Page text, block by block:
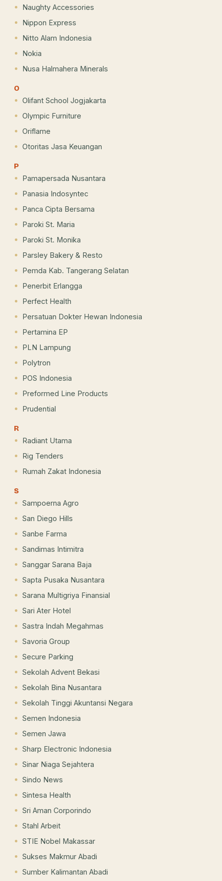
Naughty Accessories
Nippon Express
Nitto Alam Indonesia
Nokia
Nusa Halmahera Minerals
O
Olifant School Jogjakarta
Olympic Furniture
Oriflame
Otoritas Jasa Keuangan
P
Pamapersada Nusantara
Panasia Indosyntec
Panca Cipta Bersama
Paroki St. Maria
Paroki St. Monika
Parsley Bakery & Resto
Pemda Kab. Tangerang Selatan
Penerbit Erlangga
Perfect Health
Persatuan Dokter Hewan Indonesia
Pertamina EP
PLN Lampung
Polytron
POS Indonesia
Preformed Line Products
Prudential
R
Radiant Utama
Rig Tenders
Rumah Zakat Indonesia
S
Sampoerna Agro
San Diego Hills
Sanbe Farma
Sandimas Intimitra
Sanggar Sarana Baja
Sapta Pusaka Nusantara
Sarana Multigriya Finansial
Sari Ater Hotel
Sastra Indah Megahmas
Savoria Group
Secure Parking
Sekolah Advent Bekasi
Sekolah Bina Nusantara
Sekolah Tinggi Akuntansi Negara
Semen Indonesia
Semen Jawa
Sharp Electronic Indonesia
Sinar Niaga Sejahtera
Sindo News
Sintesa Health
Sri Aman Corporindo
Stahl Arbeit
STIE Nobel Makassar
Sukses Makmur Abadi
Sumber Kalimantan Abadi